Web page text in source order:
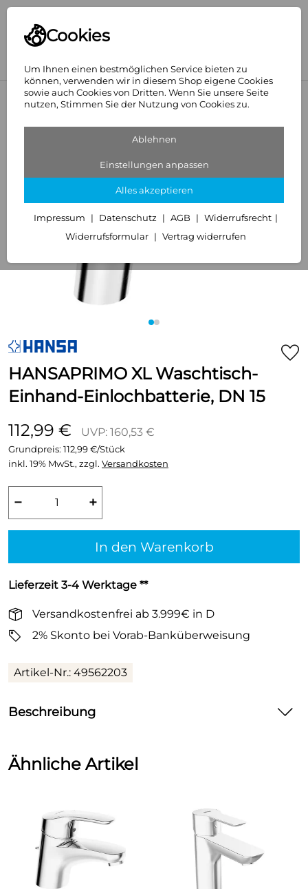
Cookies
Um Ihnen einen bestmöglichen Service bieten zu
können, verwenden wir in diesem Shop eigene Cookies
sowie auch Cookies von Dritten. Wenn Sie unsere Seite
nutzen, Stimmen Sie der Nutzung von Cookies zu.
Ablehnen
Einstellungen anpassen
Alles akzeptieren
Impressum Datenschutz AGB
Widerrufsrecht
Widerrufsformular
Vertrag widerrufen
Hansa
HANSAPRIMO XL Waschtisch-
Einhand-Einlochbatterie, DN 15
112,99 €
UVP: 160,53 €
Grundpreis: 112,99 €/Stück
inkl. 19% MwSt., zzgl. Versandkosten
− +
In den Warenkorb
Lieferzeit 3-4 Werktage **
Versandkostenfrei ab 3.999€ in D
2% Skonto bei Vorab-Banküberweisung
Artikel-Nr.: 49562203
Beschreibung
Waschtisch-Einhand-Einlochbatterie, DN 15
Durchflussmenge: 6 l/min, gemessen bei 3 bar
Fließdruck
Armaturenkörper: entzinkungsarmes Messing
(MS 63)
Bedienungshebel (Metall)
Ähnliche Artikel